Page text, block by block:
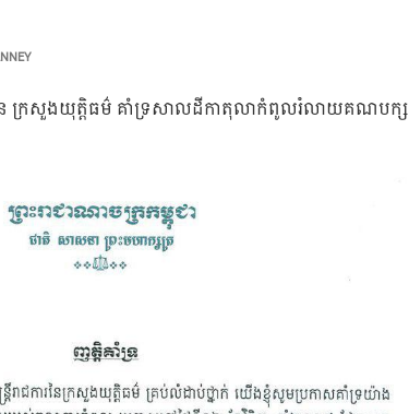
ក់ នៃ ក្រសួងយុត្តិធម៌ គាំទ្រសាលដីកាតុលាកំពូលរំលាយគណបក្ស